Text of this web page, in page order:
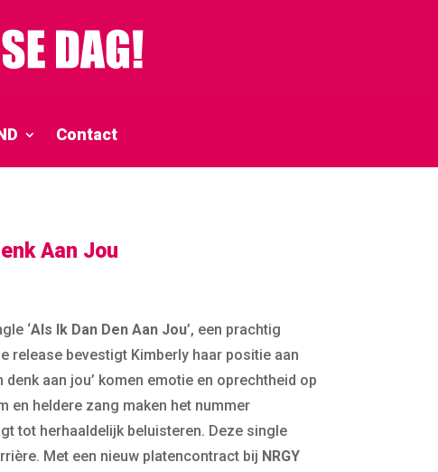
Contact
Aan Jou
‘Als Ik Dan Den Aan Jou’, een prachtig
release bevestigt Kimberly haar positie aan
denk aan jou’ komen emotie en oprechtheid op
en heldere zang maken het nummer
tot herhaaldelijk beluisteren. Deze single
Met een nieuw platencontract bij NRGY